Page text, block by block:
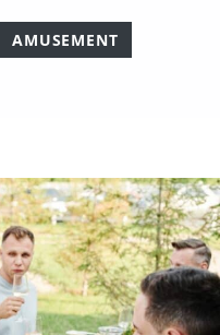
AMUSEMENT